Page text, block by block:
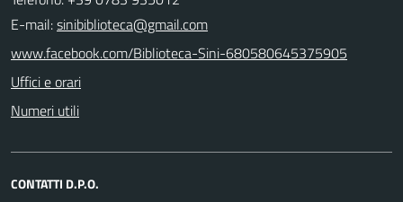
E-mail:sinibiblioteca@gmail.com
www.facebook.com/Biblioteca-Sini-680580645375905
Uffici e orari
Numeri utili
CONTATTI D.P.O.